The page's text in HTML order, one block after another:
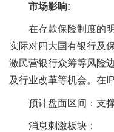
市场影响:
在存款保险制度的
实际对四大国有银行及
激民营银行众筹等风险
及行业改革等机会。在
预计盘面区间 ： 支
消息刺激板块 ：